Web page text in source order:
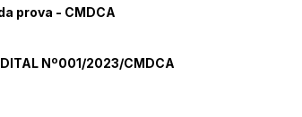
prova - CMDCA
Nº001/2023/CMDCA